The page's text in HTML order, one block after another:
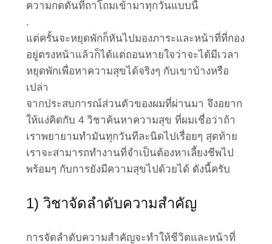
ความกดดันที่ถาโถมเข้ามาทุกวันแบบนี้
.
แต่ครั้นจะหยุดพักก็หันไปมองภาระและหน้าที่ที่กอง
อยู่ตรงหน้าแล้วก็ได้แต่ถอนหายใจว่าจะได้มีเวลา
หยุดพักเพื่อหาความสุขได้จริงๆ กับเขาบ้างหรือ
เปล่า
จากประสบการณ์ส่วนตัวของผมที่ผ่านมา จึงอยาก
ให้แง่คิดกับ 4 วิชาค้นหาความสุข ที่ผมเชื่อว่าถ้า
เราพยายามทำมันทุกวันทีละนิดไปเรื่อยๆ สุดท้าย
เราจะสามารถทำงานที่จำเป็นต้องหาเลี้ยงชีพไป
พร้อมๆ กับการยังมีความสุขไปด้วยได้ ดังนี้ครับ
1) วิชาจัดลำดับความสำคัญ
การจัดลำดับความสำคัญจะทำให้ชีวิตและหน้าที่